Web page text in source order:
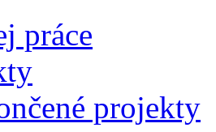
práce
projekty